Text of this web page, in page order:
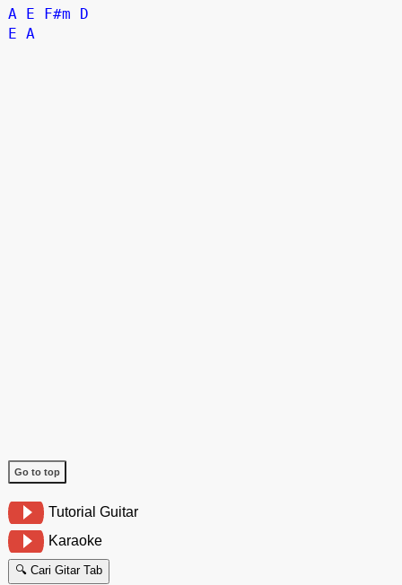
A E F#m
D
E A
Go to top
Tutorial Guitar
Karaoke
🔍 Cari Gitar Tab